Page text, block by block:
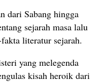
dari Sabang hingga
sejarah masa lalu
literatur sejarah.
yang melegenda
kisah heroik dari